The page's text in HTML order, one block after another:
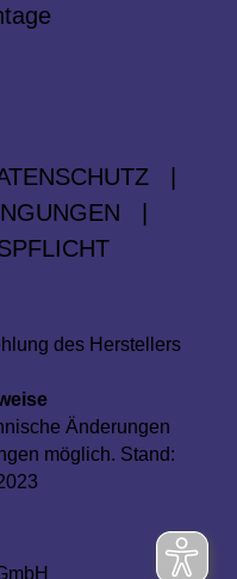
des Herstellers
Änderungen
möglich. Stand: